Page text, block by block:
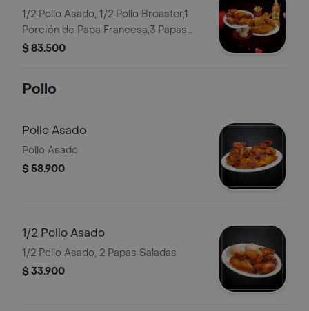
1/2 Pollo Asado, 1/2 Pollo Broaster,1
Porción de Papa Francesa,3 Papas
Saladas Bebida 1.5 Postobón
$ 83.500
Pollo
Pollo Asado
Pollo Asado
$ 58.900
1/2 Pollo Asado
1/2 Pollo Asado, 2 Papas Saladas
$ 33.900